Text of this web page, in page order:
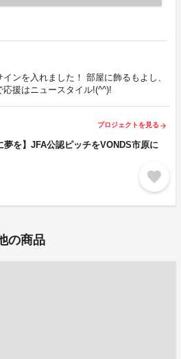
ンを入れました！ 部屋に飾るもよし、
援はニュースタイル!(^^)!
プロジェクトを見る arrow_forward
夢を】JFA公認ピッチをVONDS市原に
favorite
の商品